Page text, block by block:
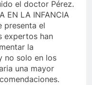
el doctor Pérez.
EN LA INFANCIA
presenta el
expertos han
la
no solo en los
una mayor